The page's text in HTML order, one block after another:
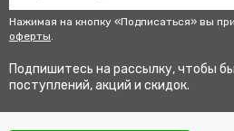
Нажимая на кнопку «Подписаться» вы
оферты.
Подпишитесь на рассылку, чтобы
поступлений, акций и скидок.